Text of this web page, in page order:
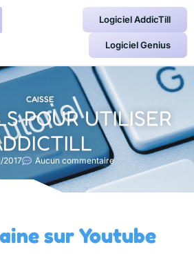
Logiciel AddicTill
Logiciel Genius
CAISSE
POUR UTILISER
2017 Aucun commentaire
sur Youtube